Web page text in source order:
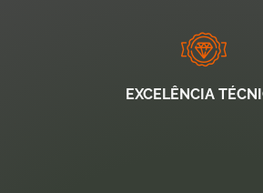
EXCELÊNCIA